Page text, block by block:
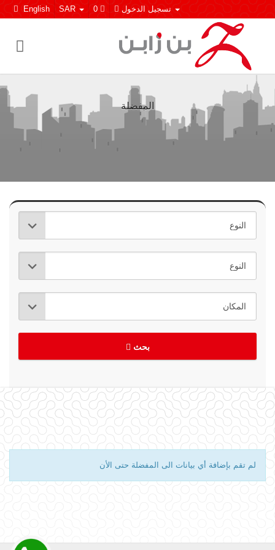
English SAR
المفضلة
بحث
لم تقم بإضافة أي بيانات الى المفضلة حتى الأن